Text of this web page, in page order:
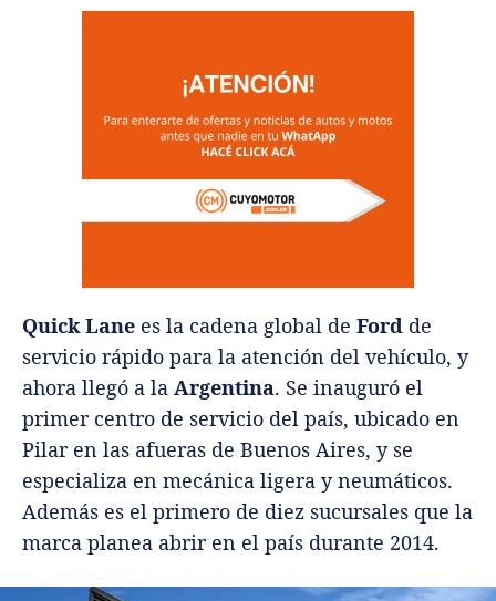
Quick Lane es la cadena global de Ford de
servicio rápido para la atención del vehículo, y
ahora llegó a la Argentina. Se inauguró el
primer centro de servicio del país, ubicado en
Pilar en las afueras de Buenos Aires, y se
especializa en mecánica ligera y neumáticos.
Además es el primero de diez sucursales que la
marca planea abrir en el país durante 2014.